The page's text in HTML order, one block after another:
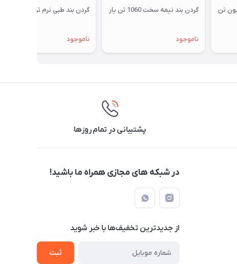
تن
گردن بند نیمه سخت 1060 تن یار
ناموجود
گردن بند طبی نرم تن یار کد 1010
ناموجود
پشتیبانی در تمام روزها
در شبکه های مجازی همراه ما باشید!
از جدید‌ترین تخفیف‌ها با‌ خبر شوید
ثبت